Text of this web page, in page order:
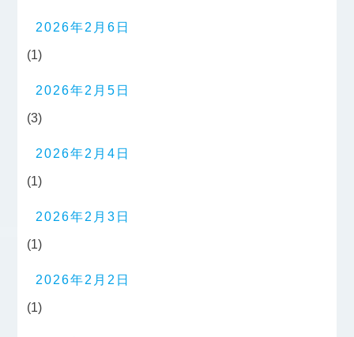
2026年2月6日
(1)
2026年2月5日
(3)
2026年2月4日
(1)
2026年2月3日
(1)
2026年2月2日
(1)